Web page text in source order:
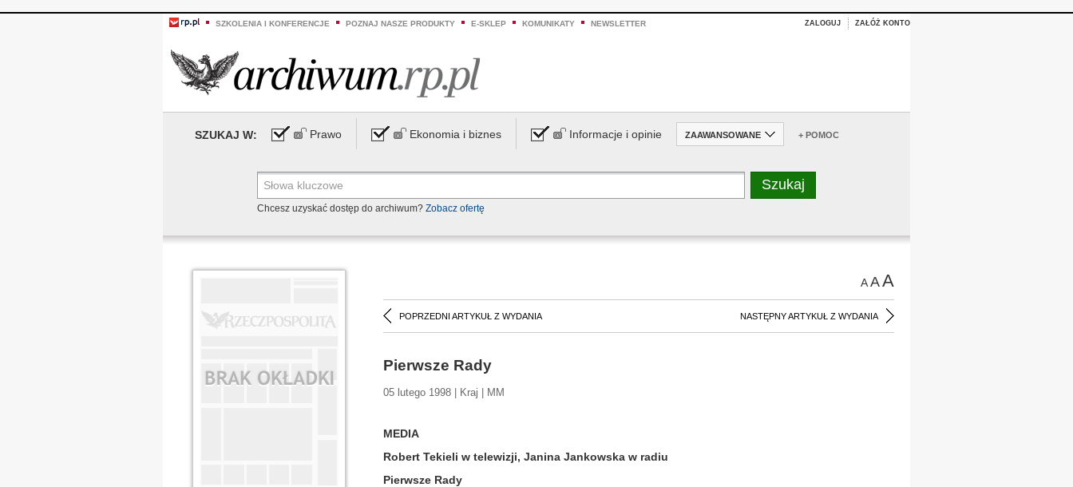
SZKOLENIA I KONFERENCJE POZNAJ NASZE PRODUKTY E-SKLEP KOMUNIKATY NEWSLETTER ZALOGUJ ZAŁÓŻ KONTO
SZUKAJ W: Prawo Ekonomia i biznes Informacje i opinie ZAAWANSOWANE + POMOC
Chcesz uzyskać dostęp do archiwum? Zobacz ofertę
AAA
POPRZEDNI ARTYKUŁ Z WYDANIA NASTĘPNY ARTYKUŁ Z WYDANIA
Pierwsze Rady
05 lutego 1998 | Kraj | MM
MEDIA
Robert Tekieli w telewizji, Janina Jankowska w radiu
Pierwsze Rady